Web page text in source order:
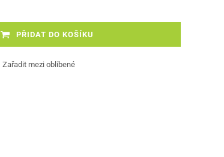
PŘIDAT DO KOŠÍKU
Zařadit mezi oblíbené